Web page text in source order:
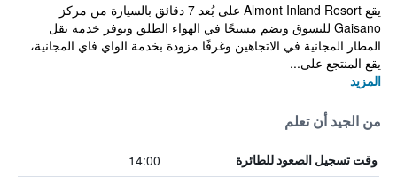
يقع Almont Inland Resort على بُعد 7 دقائق بالسيارة من مركز
Gaisano للتسوق ويضم مسبحًا في الهواء الطلق ويوفر خدمة نقل
المطار المجانية في الاتجاهين وغرفًا مزودة بخدمة الواي فاي المجانية،
يقع المنتجع على...
المزيد
من الجيد أن تعلم
وقت تسجيل الصعود للطائرة 14:00